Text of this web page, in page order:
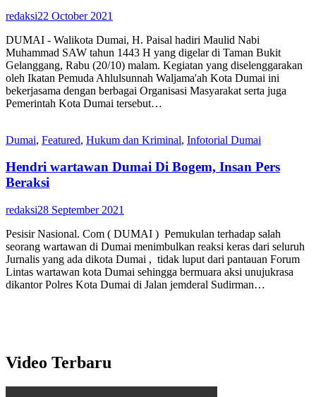
redaksi22 October 2021
DUMAI - Walikota Dumai, H. Paisal hadiri Maulid Nabi
Muhammad SAW tahun 1443 H yang digelar di Taman Bukit
Gelanggang, Rabu (20/10) malam. Kegiatan yang diselenggarakan
oleh Ikatan Pemuda Ahlulsunnah Waljama'ah Kota Dumai ini
bekerjasama dengan berbagai Organisasi Masyarakat serta juga
Pemerintah Kota Dumai tersebut…
Dumai, Featured, Hukum dan Kriminal, Infotorial Dumai
Hendri wartawan Dumai Di Bogem, Insan Pers
Beraksi
redaksi28 September 2021
Pesisir Nasional. Com ( DUMAI ) Pemukulan terhadap salah
seorang wartawan di Dumai menimbulkan reaksi keras dari seluruh
Jurnalis yang ada dikota Dumai , tidak luput dari pantauan Forum
Lintas wartawan kota Dumai sehingga bermuara aksi unujukrasa
dikantor Polres Kota Dumai di Jalan jemderal Sudirman…
Video Terbaru